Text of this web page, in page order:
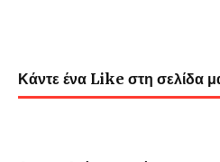
Κάντε ένα Like στη σελίδα